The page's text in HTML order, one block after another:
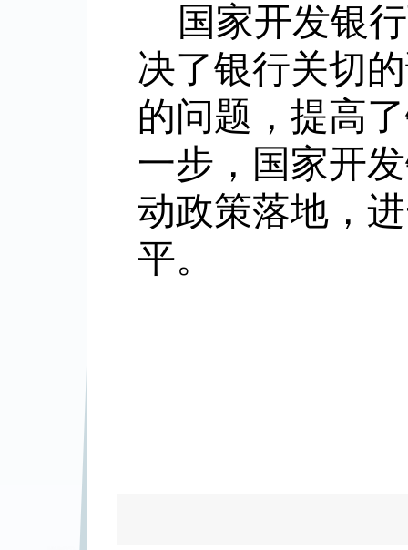
国家开发银行
决了银行关切
的问题，提高
一步，国家开
动政策落地，
平。